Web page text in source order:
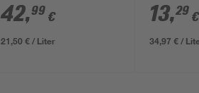
seidenmatt 2 l
42,99 €
21,50 € / Liter
375 ml
13,29 €
34,97 € /